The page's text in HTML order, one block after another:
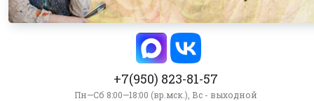
+7(950) 823-81-57
Пн—Сб 8:00—18:00 (вр.мск.), Вс - выходной